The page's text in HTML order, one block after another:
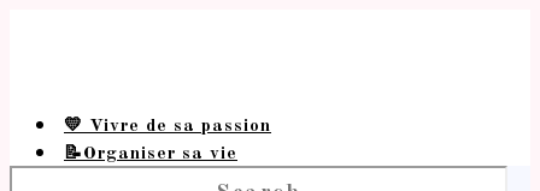
💛 Vivre de sa passion
📝Organiser sa vie